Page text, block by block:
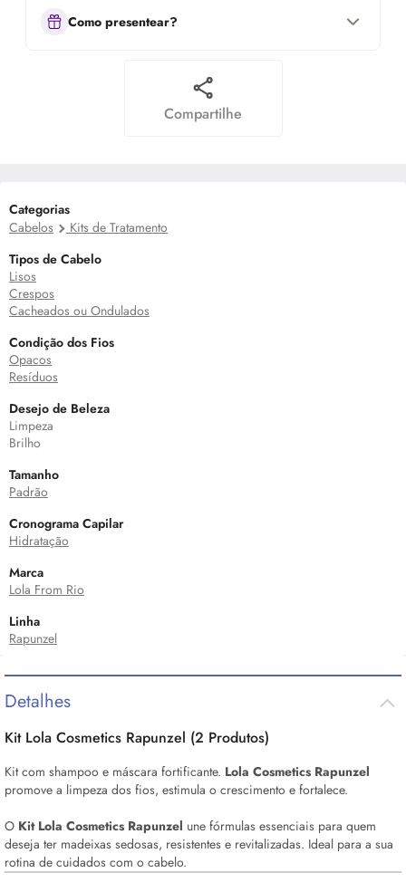
Como presentear?
Compartilhe
Categorias
Cabelos
Kits de Tratamento
Tipos de Cabelo
Lisos
Crespos
Cacheados ou Ondulados
Condição dos Fios
Opacos
Resíduos
Desejo de Beleza
Limpeza
Brilho
Tamanho
Padrão
Cronograma Capilar
Hidratação
Marca
Lola From Rio
Linha
Rapunzel
Detalhes
Kit Lola Cosmetics Rapunzel (2 Produtos)
Kit com shampoo e máscara fortificante. Lola Cosmetics Rapunzel
promove a limpeza dos fios, estimula o crescimento e fortalece.
O Kit Lola Cosmetics Rapunzel une fórmulas essenciais para quem
deseja ter madeixas sedosas, resistentes e revitalizadas. Ideal para a sua
rotina de cuidados com o cabelo.